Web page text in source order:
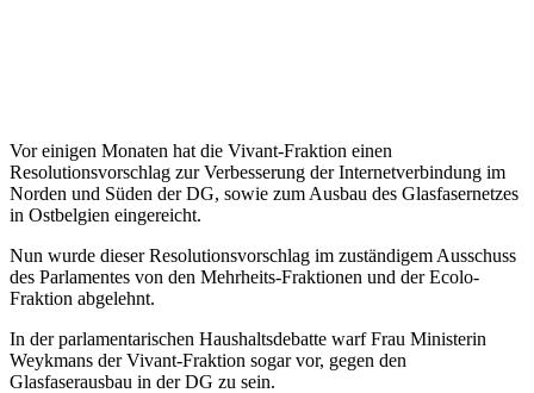
Vor einigen Monaten hat die Vivant-Fraktion einen
Resolutionsvorschlag zur Verbesserung der Internetverbindung im
Norden und Süden der DG, sowie zum Ausbau des Glasfasernetzes
in Ostbelgien eingereicht.
Nun wurde dieser Resolutionsvorschlag im zuständigem Ausschuss
des Parlamentes von den Mehrheits-Fraktionen und der Ecolo-
Fraktion abgelehnt.
In der parlamentarischen Haushaltsdebatte warf Frau Ministerin
Weykmans der Vivant-Fraktion sogar vor, gegen den
Glasfaserausbau in der DG zu sein.